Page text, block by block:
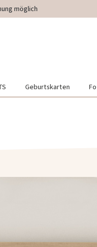
möglich
Geburtskarten